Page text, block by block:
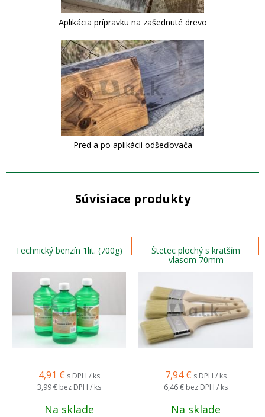
Aplikácia prípravku na zašednuté drevo
Pred a po aplikácii odšeďovača
Súvisiace produkty
Technický benzín 1lit. (700g)
4,91 € s DPH / ks
3,99 € bez DPH / ks
Na sklade
Štetec plochý s kratším
vlasom 70mm
7,94 € s DPH / ks
6,46 € bez DPH / ks
Na sklade